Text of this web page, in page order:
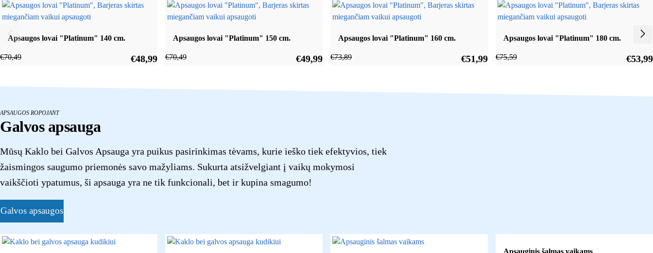
Apsaugos lovai "Platinum" 140 cm.
€70,49 €48,99
Apsaugos lovai "Platinum" 150 cm.
€70,49 €49,99
Apsaugos lovai "Platinum" 160 cm.
€73,89 €51,99
Apsaugos lovai "Platinum" 180 cm.
€75,59 €53,99
APSAUGOS ROPOJANT
Galvos apsauga
Mūsų Kaklo bei Galvos Apsauga yra puikus pasirinkimas tėvams, kurie ieško tiek efektyvios, tiek
žaismingos saugumo priemonės savo mažyliams. Sukurta atsižvelgiant į vaikų mokymosi
vaikščioti ypatumus, ši apsauga yra ne tik funkcionali, bet ir kupina smagumo!
Galvos apsaugos
Apsauginis šalmas vaikams